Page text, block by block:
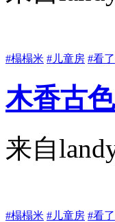
#榻榻米 #儿童房 #看了
木香古
来自
#榻榻米 #儿童房 #看了